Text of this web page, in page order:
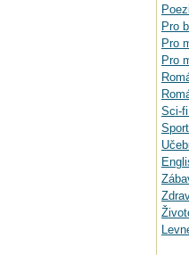
Pro
Pro
Pro
Sci-